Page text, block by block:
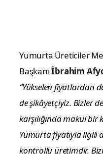
Yumurta Üreticiler
Başkanıİbrahim
“Yükselen fiyatlardan
de şikâyetçiyiz. Bizler
karşılığında makul
Yumurta fiyatıyla ilgili
kontrollü üretimdir.